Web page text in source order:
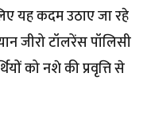
यह कदम उठाए जा रहे
जीरो टॉलरेंस पॉलिसी
को नशे की प्रवृत्ति से